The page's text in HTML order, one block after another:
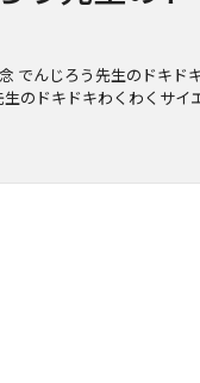
でんじろう先生のドキド
のドキドキわくわくサイ